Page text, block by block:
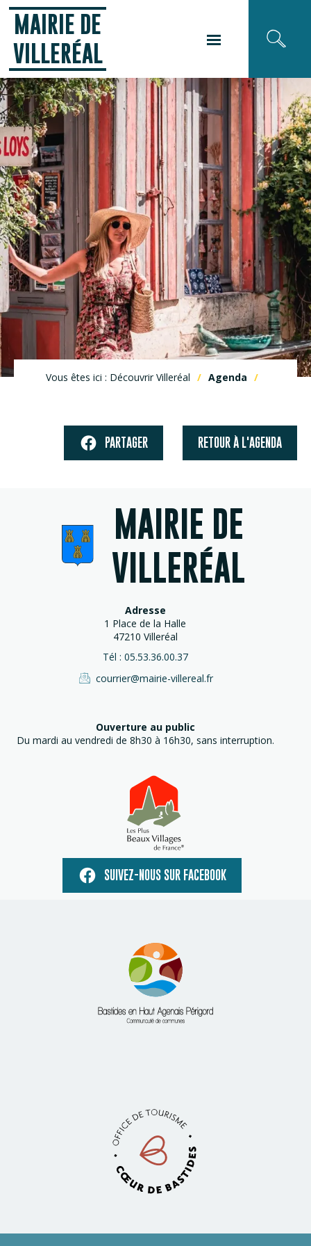
MAIRIE DE
VILLERÉAL
Vous êtes ici : Découvrir Villeréal Agenda
PARTAGER RETOUR À L'AGENDA
MAIRIE DE
VILLERÉAL
Adresse
1 Place de la Halle
47210 Villeréal
Tél : 05.53.36.00.37
courrier@mairie-villereal.fr
Ouverture au public
Du mardi au vendredi de 8h30 à 16h30, sans interruption.
SUIVEZ-NOUS SUR FACEBOOK
Panneau de gestion des cookies